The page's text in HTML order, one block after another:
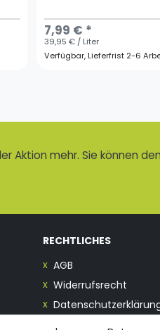
7,99 € *
39,95 € / Liter
Verfügbar, Lieferfrist 2-6
Aktion mehr. Sie können den
RECHTLICHES
AGB
Widerrufsrecht
Impressum